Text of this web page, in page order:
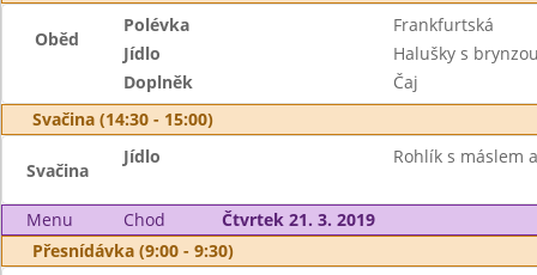
Oběd
Polévka
Frankfurtská
Jídlo
Halušky s
Doplněk
Čaj
Svačina (14:30 - 15:00)
Svačina
Jídlo Rohlík s máslem
Menu Chod
Čtvrtek 21. 3. 2019
Přesnídávka (9:00 - 9:30)